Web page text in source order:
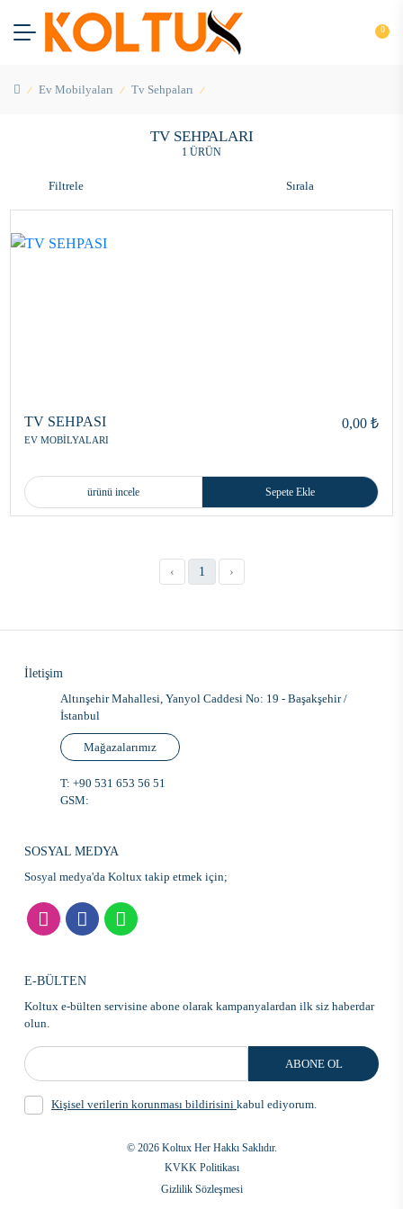
0
Ev Mobilyaları Tv Sehpaları
TV SEHPALARI
1 ÜRÜN
Filtrele Sırala
TV SEHPASI
EV MOBİLYALARI
0,00 ₺
ürünü incele Sepete Ekle
‹ 1 ›
İletişim
Altınşehir Mahallesi, Yanyol Caddesi No: 19 - Başakşehir /
İstanbul
Mağazalarımız
T: +90 531 653 56 51
GSM:
SOSYAL MEDYA
Sosyal medya'da Koltux takip etmek için;
E-BÜLTEN
Koltux e-bülten servisine abone olarak kampanyalardan ilk siz haberdar
olun.
Kişisel verilerin korunması bildirisini kabul ediyorum.
ABONE OL
© 2026 Koltux Her Hakkı Saklıdır.
KVKK Politikası
Gizlilik Sözleşmesi